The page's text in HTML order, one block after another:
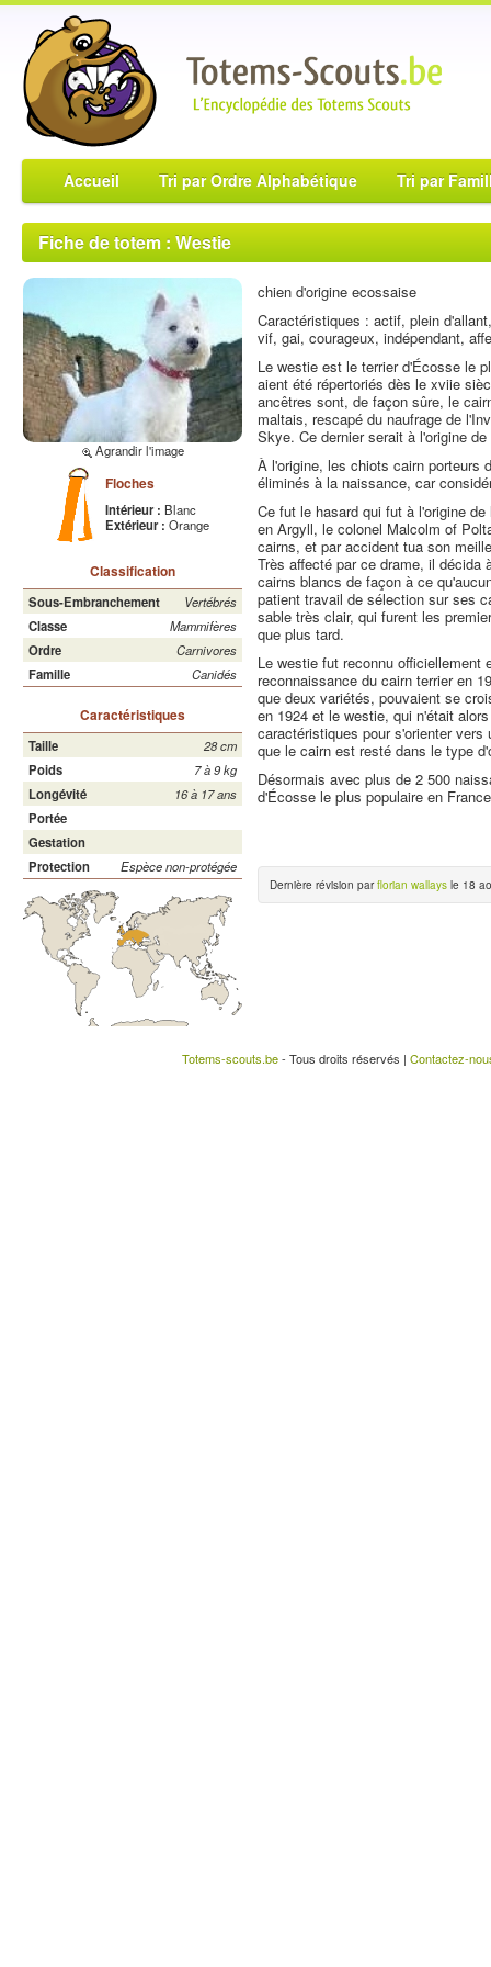
Accueil Tri par Ordre Alphabétique Tri par
Fiche de totem : Westie
Agrandir l'image
Floches
Intérieur : Blanc
Extérieur : Orange
Classification
Sous-Embranchement
Vertébrés
Classe
Mammifères
Ordre
Carnivores
Famille
Canidés
Caractéristiques
Taille
28 cm
Poids
7 à 9 kg
Longévité
16 à 17 ans
Portée
Gestation
Protection
Espèce non-protégée
chien d'origine ecossaise
Caractéristiques : actif, plein
vif, gai, courageux, indépendant,
Le westie est le terrier d'Écosse le
aient été répertoriés dès le xviie
ancêtres sont, de façon sûre, le
maltais, rescapé du naufrage de
Skye. Ce dernier serait à l'origine
À l'origine, les chiots cairn porteurs
éliminés à la naissance, car
Ce fut le hasard qui fut à l'origine
en Argyll, le colonel Malcolm of
cairns, et par accident tua son
Très affecté par ce drame, il décida
cairns blancs de façon à ce
patient travail de sélection sur ses
sable très clair, qui furent les
que plus tard.
Le westie fut reconnu officiellement
reconnaissance du cairn terrier en
que deux variétés, pouvaient se
en 1924 et le westie, qui n'était
caractéristiques pour s'orienter
que le cairn est resté dans le type
Désormais avec plus de 2 500
d'Écosse le plus populaire en
Dernière révision parflorian wallays le 18
Totems-scouts.be- Tous droits réservés | Contactez-